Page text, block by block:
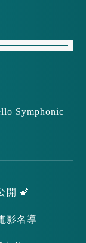
Symphonic
開 🌠
影名導